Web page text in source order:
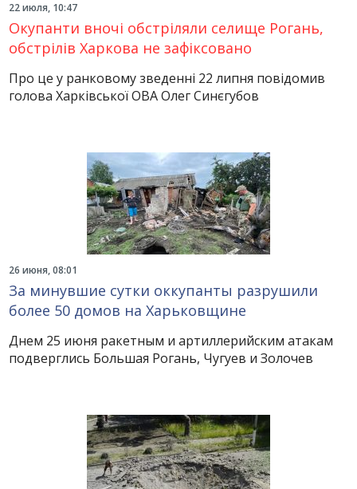
22 июля, 10:47
Окупанти вночі обстріляли селище Рогань,
обстрілів Харкова не зафіксовано
Про це у ранковому зведенні 22 липня повідомив
голова Харківської ОВА Олег Синєгубов
26 июня, 08:01
За минувшие сутки оккупанты разрушили
более 50 домов на Харьковщине
Днем 25 июня ракетным и артиллерийским атакам
подверглись Большая Рогань, Чугуев и Золочев